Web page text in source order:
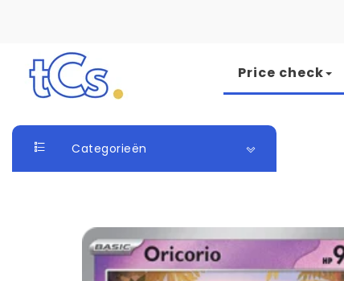
Skip to content
Price check
Categorieën